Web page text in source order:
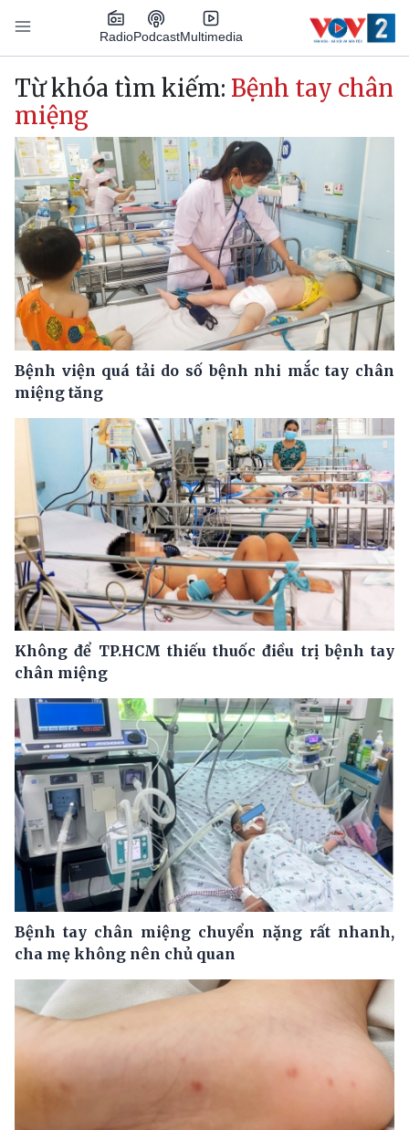
Nhảy đến nội dung
RadioPodcastMultimedia
Main navigation
Từ khóa tìm kiếm: Bệnh tay chân
miệng
Bệnh viện quá tải do số bệnh nhi mắc tay chân
miệng tăng
Không để TP.HCM thiếu thuốc điều trị bệnh tay
chân miệng
Bệnh tay chân miệng chuyển nặng rất nhanh,
cha mẹ không nên chủ quan